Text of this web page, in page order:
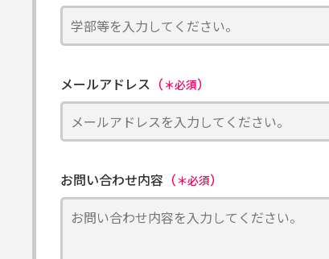
メールアドレス （＊必須）
お問い合わせ内容 （＊必須）